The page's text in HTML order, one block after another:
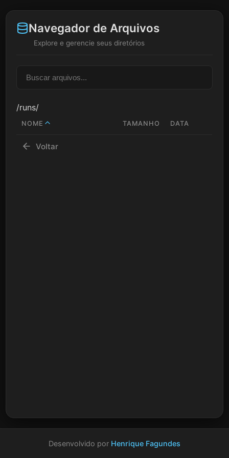
Navegador de Arquivos
Explore e gerencie seus diretórios
/runs/
NOME TAMANHO DATA
Voltar
Desenvolvido por Henrique Fagundes